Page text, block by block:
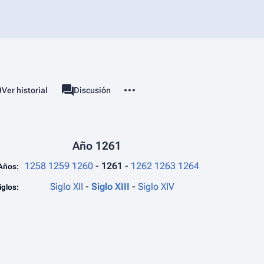
Ver historial associated-pages
Página
Discusión
Año 1261
1258 1259 1260 - 1261 - 1262 1263 1264
Siglo XII - Siglo XIII - Siglo XIV